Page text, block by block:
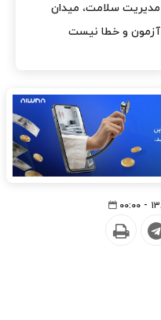
واردات دارو و کالاهای اساسی
باید در اولویت تخصیص ارز